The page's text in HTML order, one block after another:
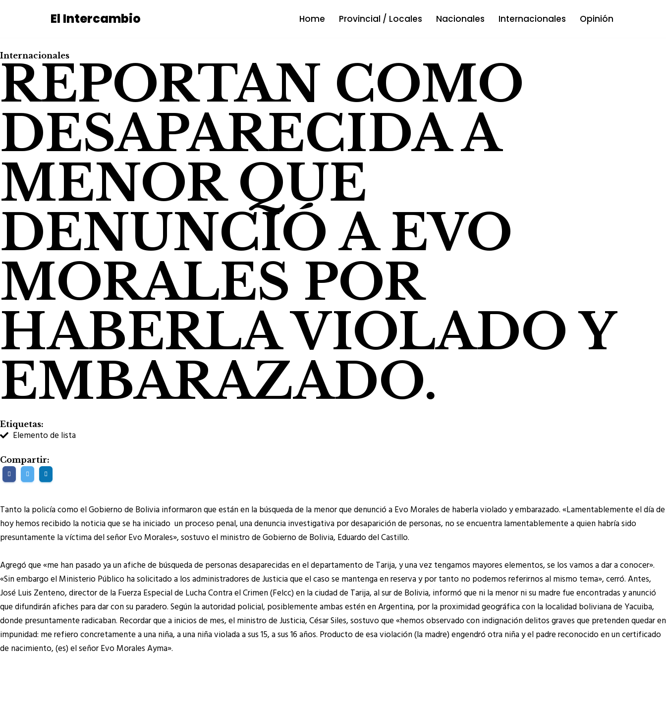
contenido
El Intercambio Home Provincial / Locales Nacionales Internacionales Opinión
Internacionales
REPORTAN COMO
DESAPARECIDA A
MENOR QUE
DENUNCIÓ A EVO
MORALES POR
HABERLA VIOLADO Y
EMBARAZADO.
Etiquetas:
Elemento de lista
Compartir:
Tanto la policía como el Gobierno de Bolivia informaron que están en la búsqueda de la menor que denunció a Evo Morales de haberla violado y embarazado. «Lamentablemente el día de
hoy hemos recibido la noticia que se ha iniciado un proceso penal, una denuncia investigativa por desaparición de personas, no se encuentra lamentablemente a quien habría sido
presuntamente la víctima del señor Evo Morales», sostuvo el ministro de Gobierno de Bolivia, Eduardo del Castillo.
Agregó que «me han pasado ya un afiche de búsqueda de personas desaparecidas en el departamento de Tarija, y una vez tengamos mayores elementos, se los vamos a dar a conocer».
«Sin embargo el Ministerio Público ha solicitado a los administradores de Justicia que el caso se mantenga en reserva y por tanto no podemos referirnos al mismo tema», cerró. Antes,
José Luis Zenteno, director de la Fuerza Especial de Lucha Contra el Crimen (Felcc) en la ciudad de Tarija, al sur de Bolivia, informó que ni la menor ni su madre fue encontradas y anunció
que difundirán afiches para dar con su paradero. Según la autoridad policial, posiblemente ambas estén en Argentina, por la proximidad geográfica con la localidad boliviana de Yacuiba,
donde presuntamente radicaban. Recordar que a inicios de mes, el ministro de Justicia, César Siles, sostuvo que «hemos observado con indignación delitos graves que pretenden quedar en
impunidad: me refiero concretamente a una niña, a una niña violada a sus 15, a sus 16 años. Producto de esa violación (la madre) engendró otra niña y el padre reconocido en un certificado
de nacimiento, (es) el señor Evo Morales Ayma».